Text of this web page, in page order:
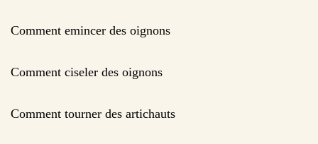
Comment emincer des oignons
Comment ciseler des oignons
Comment tourner des artichauts